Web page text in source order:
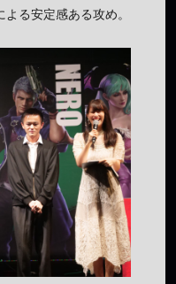
る安定感ある攻め。